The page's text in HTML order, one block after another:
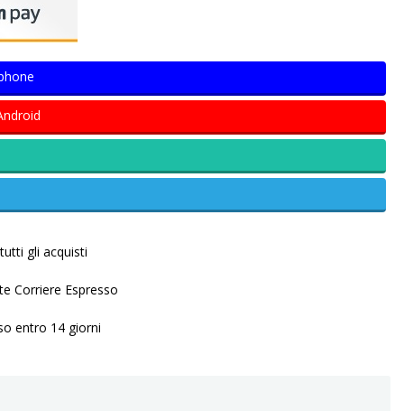
gli acquisti
Corriere Espresso
entro 14 giorni